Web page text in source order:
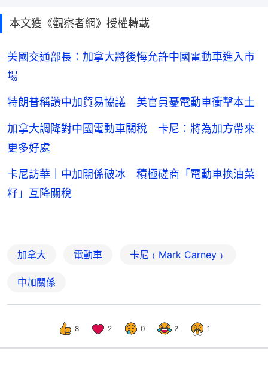
本文獲《觀察者網》授權轉載
美國交通部長：加拿大將後悔允許中國電動車進入市
場
特朗普稱讚中加貿易協議 美官員憂電動車衝擊本土
加拿大調降對中國電動車關稅 卡尼：將為加方帶來
更多好處
卡尼訪華｜中加關係破冰 積極磋商「電動車換油菜
籽」互降關稅
加拿大 電動車 卡尼﹙Mark Carney﹚
中加關係
8 2 0 2 1